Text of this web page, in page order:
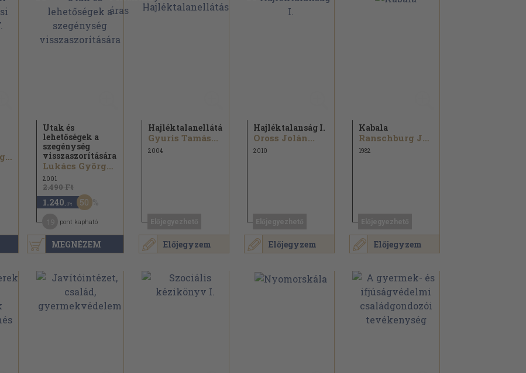
Németh György...
MEGNÉZEM
Utak és
lehetőségek a
szegénység
visszaszorítására
Lukács György...
2001
2.490 Ft
1.240 ,-Ft 50
pont kapható
Előjegyzem
Hajléktalanellátás
Gyuris Tamás...
2004
Előjegyzem
Hajléktalanság I.
Oross Jolán...
2010
Előjegyzem
Kabala
Ranschburg Jenő...
1982